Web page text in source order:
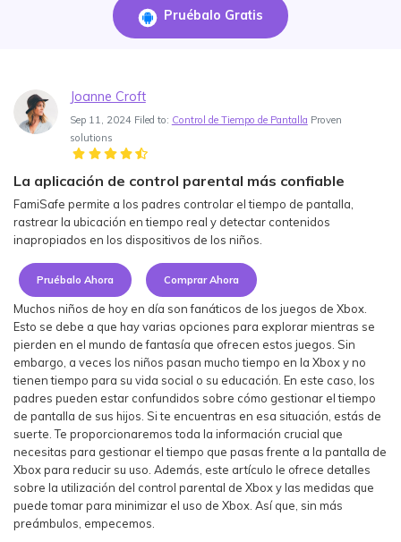
FamiSafe Edu
Guías Prácticas
Ver Más >
Guía del Usuario
Ver Más >
Abre La App
search
Pruébalo Gratis
Joanne Croft
Sep 11, 2024 Filed to: Control de Tiempo de Pantalla Proven
solutions
La aplicación de control parental más confiable
FamiSafe permite a los padres controlar el tiempo de pantalla,
rastrear la ubicación en tiempo real y detectar contenidos
inapropiados en los dispositivos de los niños.
Pruébalo Ahora Comprar Ahora
Muchos niños de hoy en día son fanáticos de los juegos de Xbox.
Esto se debe a que hay varias opciones para explorar mientras se
pierden en el mundo de fantasía que ofrecen estos juegos. Sin
embargo, a veces los niños pasan mucho tiempo en la Xbox y no
tienen tiempo para su vida social o su educación. En este caso, los
padres pueden estar confundidos sobre cómo gestionar el tiempo
de pantalla de sus hijos. Si te encuentras en esa situación, estás de
suerte. Te proporcionaremos toda la información crucial que
necesitas para gestionar el tiempo que pasas frente a la pantalla de
Xbox para reducir su uso. Además, este artículo le ofrece detalles
sobre la utilización del control parental de Xbox y las medidas que
puede tomar para minimizar el uso de Xbox. Así que, sin más
preámbulos, empecemos.